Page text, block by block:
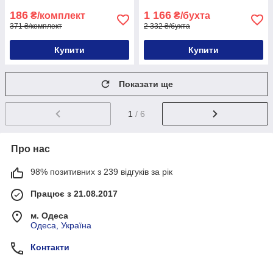
186 ₴/комплект
371 ₴/комплект
Купити
1 166 ₴/бухта
2 332 ₴/бухта
Купити
Показати ще
1 / 6
Про нас
98% позитивних з 239 відгуків за рік
Працює з 21.08.2017
м. Одеса
Одеса, Україна
Контакти